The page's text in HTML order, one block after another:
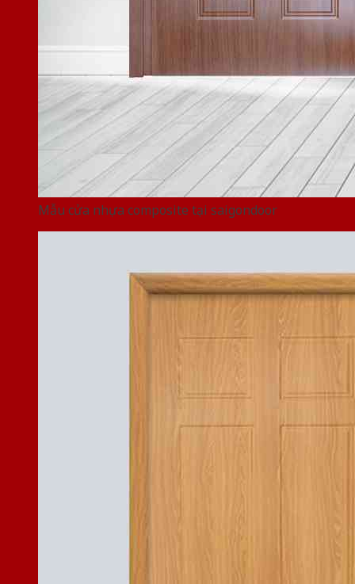
Mẫu cửa nhựa composite tại saigondoor